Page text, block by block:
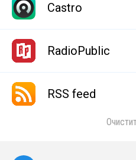
Castro
RadioPublic
RSS feed